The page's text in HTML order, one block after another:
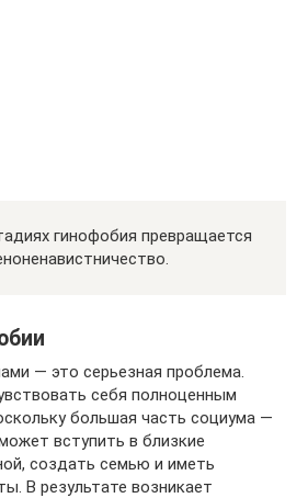
гинофобия превращается
— это серьезная проблема.
себя полноценным
большая часть социума —
вступить в близкие
создать семью и иметь
В результате возникает